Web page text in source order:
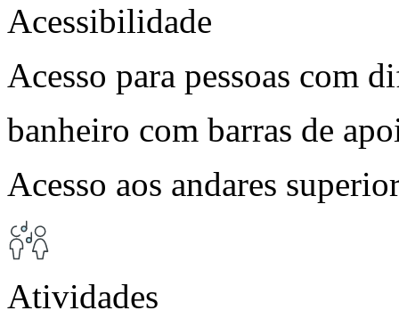
Acessibilidade
Acesso para pessoas com
banheiro com barras de
Acesso aos andares
Atividades